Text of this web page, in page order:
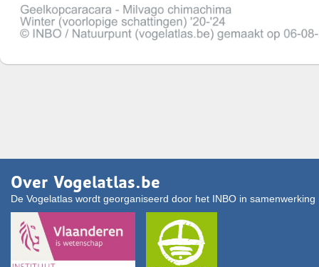
Over Vogelatlas.be
De Vogelatlas wordt georganiseerd door het INBO in